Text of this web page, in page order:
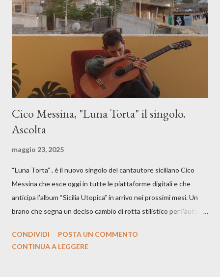
Cico Messina, "Luna Torta" il singolo.
Ascolta
maggio 23, 2025
“Luna Torta” , è il nuovo singolo del cantautore siciliano Cico
Messina che esce oggi in tutte le piattaforme digitali e che
anticipa l’album “Sicilia Utopica” in arrivo nei prossimi mesi. Un
brano che segna un deciso cambio di rotta stilistico per l’autore
testo ibrido tra italiano e siciliano, e un’urgenza espressiva che
CONDIVIDI
POSTA UN COMMENTO
CONTINUA A LEGGERE